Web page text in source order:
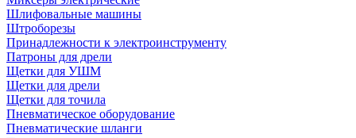
Шлифовальные машины
Штроборезы
Принадлежности к электроинструменту
Патроны для дрели
Щетки для УШМ
Щетки для дрели
Щетки для точила
Пневматическое оборудование
Пневматические шланги